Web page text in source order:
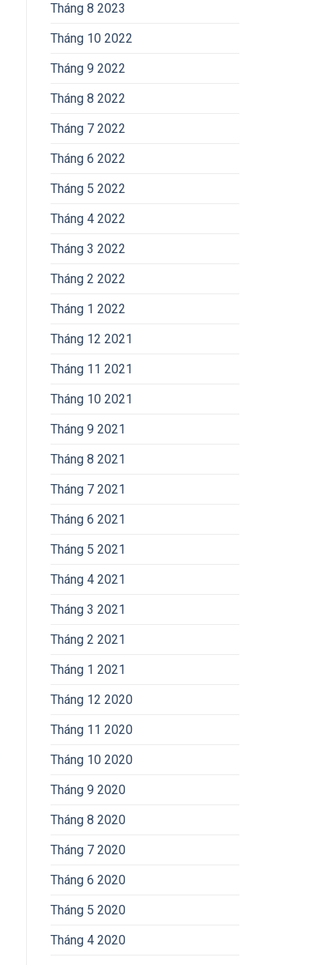
Tháng 8 2023
Tháng 10 2022
Tháng 9 2022
Tháng 8 2022
Tháng 7 2022
Tháng 6 2022
Tháng 5 2022
Tháng 4 2022
Tháng 3 2022
Tháng 2 2022
Tháng 1 2022
Tháng 12 2021
Tháng 11 2021
Tháng 10 2021
Tháng 9 2021
Tháng 8 2021
Tháng 7 2021
Tháng 6 2021
Tháng 5 2021
Tháng 4 2021
Tháng 3 2021
Tháng 2 2021
Tháng 1 2021
Tháng 12 2020
Tháng 11 2020
Tháng 10 2020
Tháng 9 2020
Tháng 8 2020
Tháng 7 2020
Tháng 6 2020
Tháng 5 2020
Tháng 4 2020